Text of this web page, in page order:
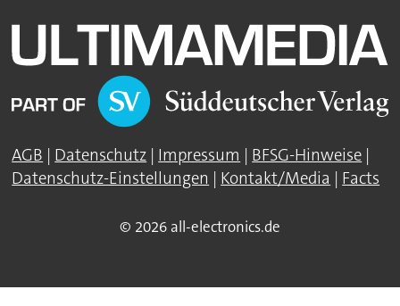
AGB | Datenschutz | Impressum | BFSG-Hinweise |
Datenschutz-Einstellungen | Kontakt/Media | Facts
© 2026 all-electronics.de